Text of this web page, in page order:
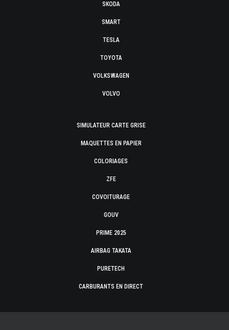
SKODA
SMART
TESLA
TOYOTA
VOLKSWAGEN
VOLVO
SIMULATEUR CARTE GRISE
MAQUETTES EN PAPIER
COLORIAGES
ZFE
COVOITURAGE
GOUV
PRIME 2025
AIRBAG TAKATA
PURETECH
CARBURANTS EN DIRECT